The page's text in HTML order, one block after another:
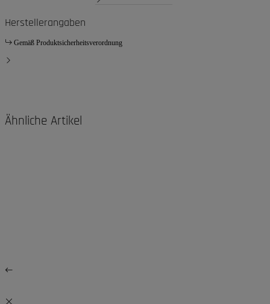
Herstellerangaben
Gemäß Produktsicherheitsverordnung
Ähnliche Artikel